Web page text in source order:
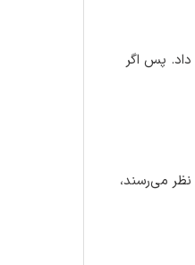
داد. پس اگر
نظر می‌رسند،